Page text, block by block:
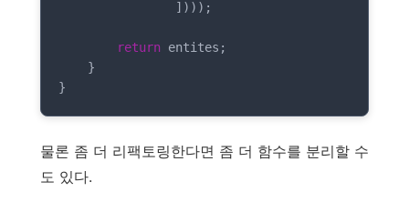
return entites;
}
물론 좀 더 리팩토링한다면 좀 더 함수를 분리할 수
도 있다.